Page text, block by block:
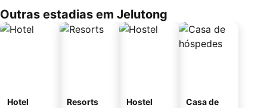
Outras estadias em Jelutong
Hotel Resorts Hostel
Casa de